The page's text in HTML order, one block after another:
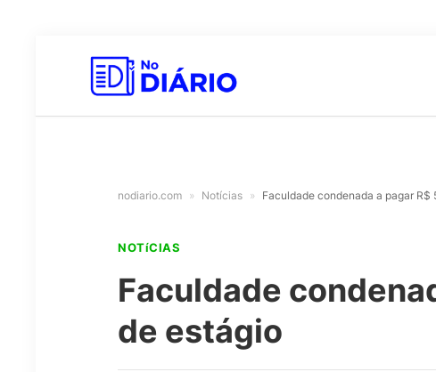
nodiario.com » Notícias » Faculdade condenada a pagar
NOTíCIAS
Faculdade
de estágio